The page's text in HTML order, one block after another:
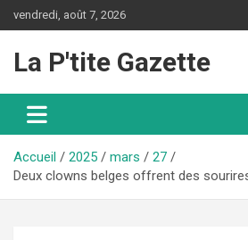
au
vendredi, août 7, 2026
La P'tite Gazette
Accueil 2025 mars
27
Deux clowns belges offrent des